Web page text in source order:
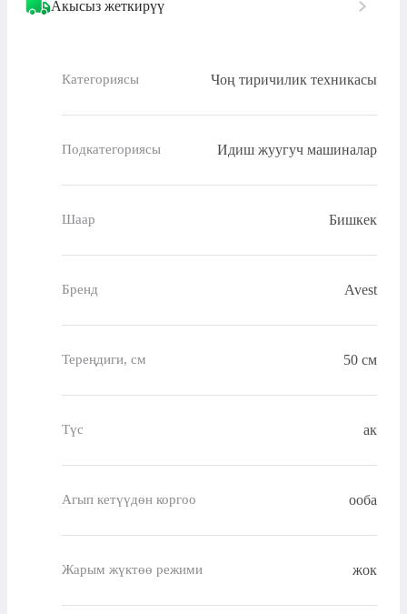
Акысыз жеткирүү
Категориясы Чоң тиричилик техникасы
Подкатегориясы Идиш жуугуч машиналар
Шаар Бишкек
Бренд Avest
Тереңдиги, см 50 см
Түс ак
Агып кетүүдөн коргоо ооба
Жарым жүктөө режими жок